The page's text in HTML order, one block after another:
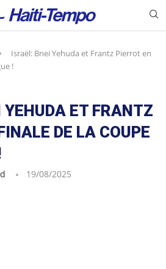
Israël: Bnei Yehuda et Frantz Pierrot en
!
ET FRANTZ
DE LA COUPE
19/08/2025